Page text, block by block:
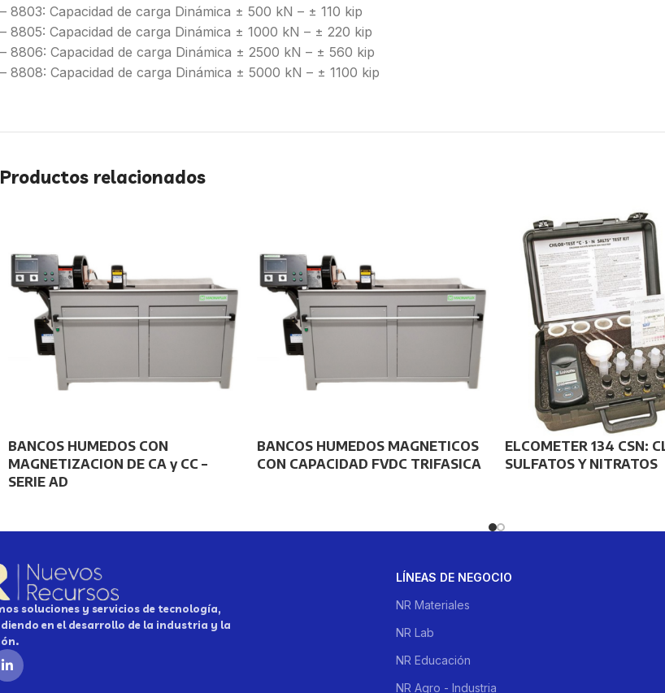
– 8803: Capacidad de carga Dinámica ± 500 kN – ± 110 kip
– 8805: Capacidad de carga Dinámica ± 1000 kN – ± 220 kip
– 8806: Capacidad de carga Dinámica ± 2500 kN – ± 560 kip
– 8808: Capacidad de carga Dinámica ± 5000 kN – ± 1100 kip
Productos relacionados
BANCOS HUMEDOS CON
MAGNETIZACION DE CA y CC –
SERIE AD
BANCOS HUMEDOS MAGNETICOS
CON CAPACIDAD FVDC TRIFASICA
ELCOMETER 134 CSN:
SULFATOS Y NITRATOS
soluciones y servicios de tecnología,
en el desarrollo de la industria y la
LÍNEAS DE NEGOCIO
NR Materiales
NR Lab
NR Educación
NR Agro - Industria